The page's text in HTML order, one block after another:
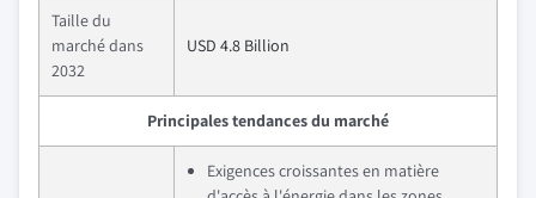
Taille du
marché dans
2032
USD 4.8 Billion
Principales tendances du marché
Exigences croissantes en matière